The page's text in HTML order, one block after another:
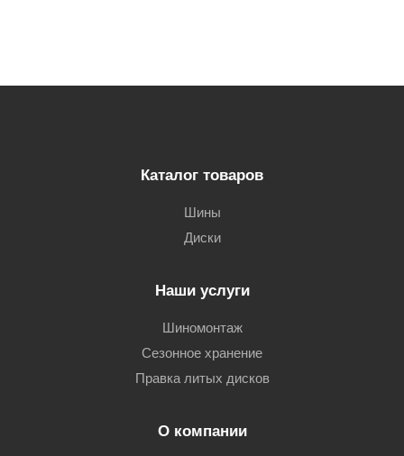
Каталог товаров
Шины
Диски
Наши услуги
Шиномонтаж
Сезонное хранение
Правка литых дисков
О компании